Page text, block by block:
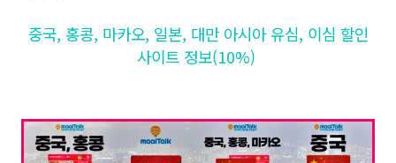
중국, 홍콩, 마카오, 일본, 대만 아시아 유심, 이심 할인
사이트 정보(10%)